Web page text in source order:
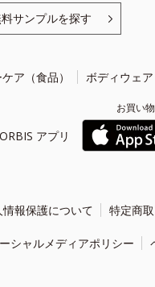
サンプルを探す
ア（食品） ボディウェア
ORBIS アプリ
お買い
情報保護について 特定商
シャルメディアポリシー